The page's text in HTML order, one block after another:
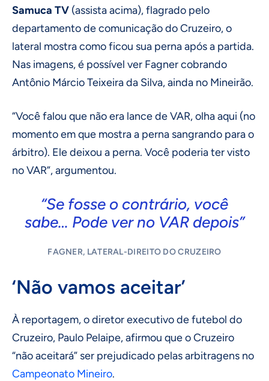
Samuca TV (assista acima), flagrado pelo
departamento de comunicação do Cruzeiro, o
lateral mostra como ficou sua perna após a partida.
Nas imagens, é possível ver Fagner cobrando
Antônio Márcio Teixeira da Silva, ainda no Mineirão.
“Você falou que não era lance de VAR, olha aqui (no
momento em que mostra a perna sangrando para o
árbitro). Ele deixou a perna. Você poderia ter visto
no VAR”, argumentou.
“Se fosse o contrário, você
sabe… Pode ver no VAR depois”
FAGNER, LATERAL-DIREITO DO CRUZEIRO
‘Não vamos aceitar’
À reportagem, o diretor executivo de futebol do
Cruzeiro, Paulo Pelaipe, afirmou que o Cruzeiro
“não aceitará” ser prejudicado pelas arbitragens no
Campeonato Mineiro.